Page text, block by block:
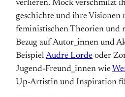
verlieren. Mock verschmilzt
geschichte und ihre Visionen
feministischen Theorien und
Bezug auf Autor_innen und
BeispielAudre Lorde oder
Jugend-Freund_innen wie
Up-Artistin und Inspiration